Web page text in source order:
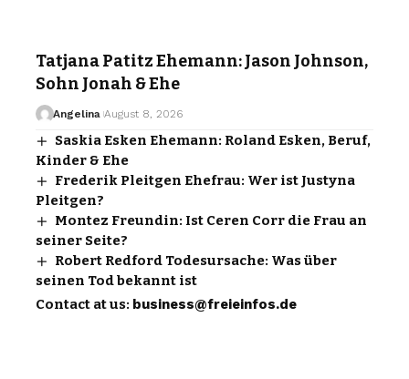
Tatjana Patitz Ehemann: Jason Johnson,
Sohn Jonah & Ehe
Angelina August 8, 2026
Saskia Esken Ehemann: Roland Esken, Beruf,
Kinder & Ehe
Frederik Pleitgen Ehefrau: Wer ist Justyna
Pleitgen?
Montez Freundin: Ist Ceren Corr die Frau an
seiner Seite?
Robert Redford Todesursache: Was über
seinen Tod bekannt ist
Contact at us: business@freieinfos.de